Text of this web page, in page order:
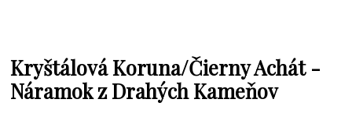
Kryštálová Koruna/Čierny Achát -
Náramok z Drahých Kameňov